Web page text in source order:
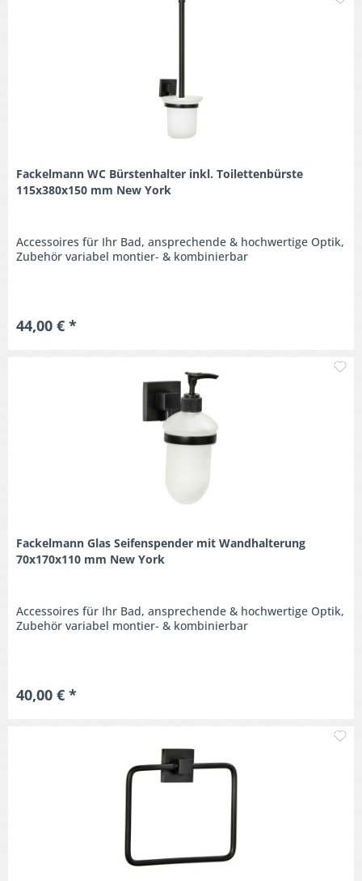
Fackelmann WC Bürstenhalter inkl. Toilettenbürste
115x380x150 mm New York
Accessoires für Ihr Bad, ansprechende & hochwertige Optik,
Zubehör variabel montier- & kombinierbar
44,00 € *
Fackelmann Glas Seifenspender mit Wandhalterung
70x170x110 mm New York
Accessoires für Ihr Bad, ansprechende & hochwertige Optik,
Zubehör variabel montier- & kombinierbar
40,00 € *